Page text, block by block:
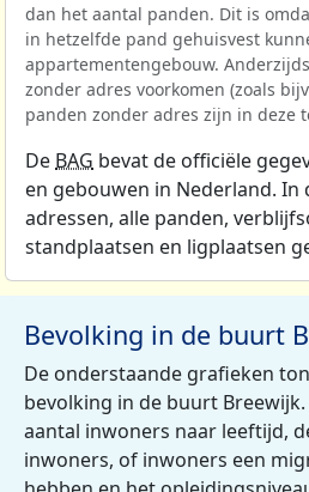
dan het aantal panden. Dit is
in hetzelfde pand gehuisvest
appartementengebouw.
zonder adres voorkomen (zoals
panden zonder adres zijn in deze
De BAG bevat de officiële
en gebouwen in Nederland. In
adressen, alle panden,
standplaatsen en ligplaatsen
Bevolking in de buurt
De onderstaande grafieken
bevolking in de buurt
aantal inwoners naar leeftijd,
inwoners, of inwoners een